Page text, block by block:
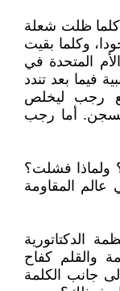
كلما ظلت شعلة
وكلما بقيت
المتحدة في
فيما بعد تندد
رجب ليخلص
أما رجب
ولماذا فشلت؟
المقاومة
الدكتاتورية
والقلم كفاح
جانب الكلمة